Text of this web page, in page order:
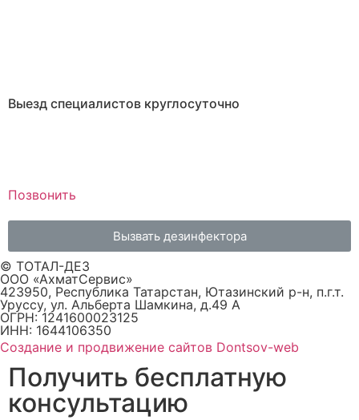
Выезд специалистов круглосуточно
Позвонить
Вызвать дезинфектора
© ТОТАЛ-ДЕЗ
ООО «АхматСервис»
423950, Республика Татарстан, Ютазинский р-н, п.г.т.
Уруссу, ул. Альберта Шамкина, д.49 А
ОГРН: 1241600023125
ИНН: 1644106350
Создание и продвижение сайтов Dontsov-web
Получить бесплатную
консультацию